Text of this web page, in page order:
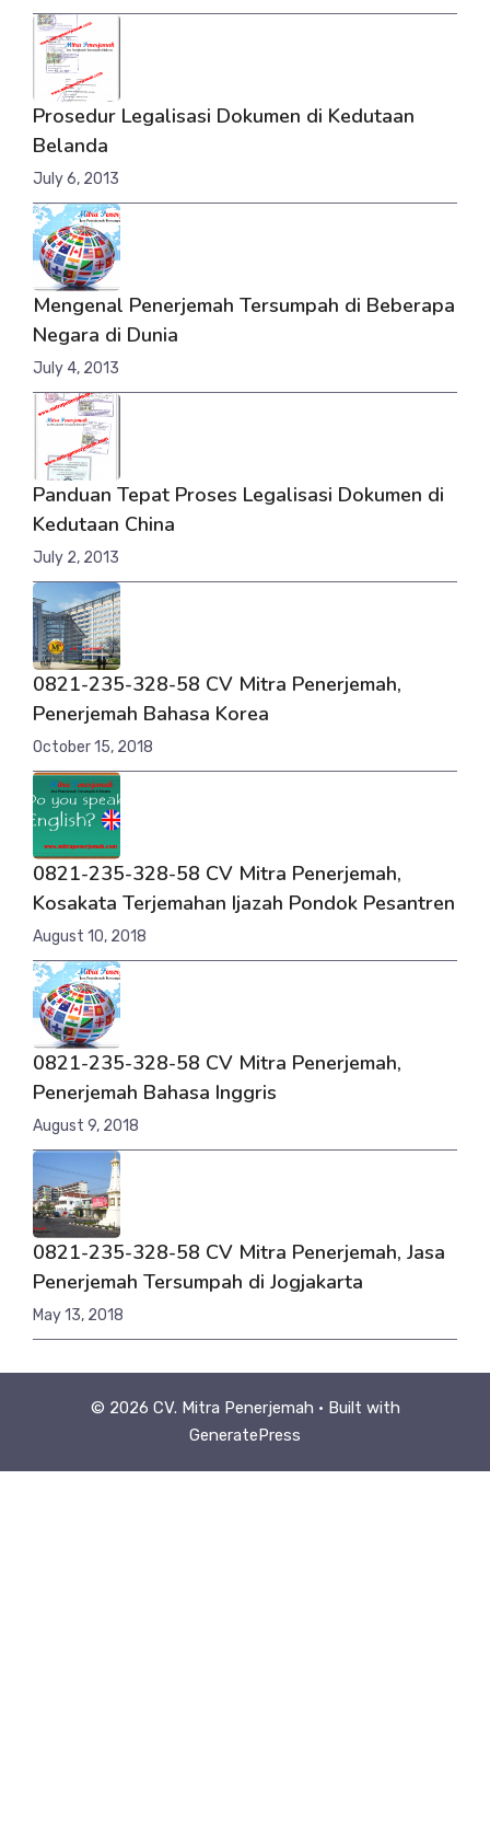
Prosedur Legalisasi Dokumen di Kedutaan
Belanda
July 6, 2013
Mengenal Penerjemah Tersumpah di Beberapa
Negara di Dunia
July 4, 2013
Panduan Tepat Proses Legalisasi Dokumen di
Kedutaan China
July 2, 2013
0821-235-328-58 CV Mitra Penerjemah,
Penerjemah Bahasa Korea
October 15, 2018
0821-235-328-58 CV Mitra Penerjemah,
Kosakata Terjemahan Ijazah Pondok Pesantren
August 10, 2018
0821-235-328-58 CV Mitra Penerjemah,
Penerjemah Bahasa Inggris
August 9, 2018
0821-235-328-58 CV Mitra Penerjemah, Jasa
Penerjemah Tersumpah di Jogjakarta
May 13, 2018
© 2026 CV. Mitra Penerjemah • Built with
GeneratePress